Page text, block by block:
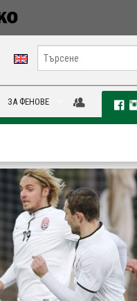
ЗА ФЕНОВЕ